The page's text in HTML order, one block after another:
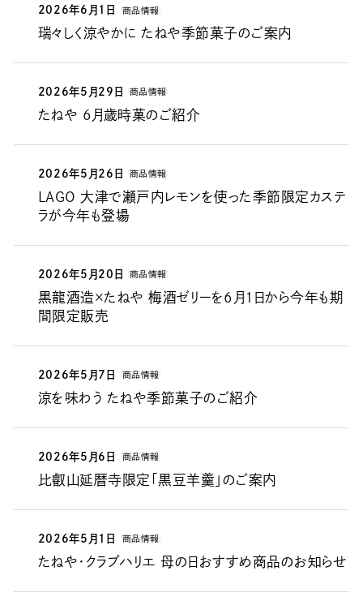
瑞々しく涼やかに たねや季節菓子のご案内
2026年6月1日 商品情報
たねや 6月歳時菓のご紹介
2026年5月29日 商品情報
LAGO 大津で瀬戸内レモンを使った季節限定カステ
ラが今年も登場
2026年5月26日 商品情報
黒龍酒造×たねや 梅酒ゼリーを6月1日から今年も期
間限定販売
2026年5月20日 商品情報
涼を味わう たねや季節菓子のご紹介
2026年5月7日 商品情報
比叡山延暦寺限定「黒豆羊羹」のご案内
2026年5月6日 商品情報
たねや・クラブハリエ 母の日おすすめ商品のお知らせ
2026年5月1日 商品情報